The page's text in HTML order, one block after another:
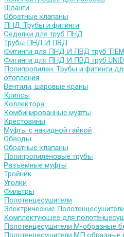
Шланги
Обратные клапаны
ПНД. Трубы и фитинги
Седелки для труб ПНД
Трубы ПНД И ПВД
Фитинги для ПНД И ПВД труб
Фитинги для ПНД И ПВД труб
Полипропилен. Трубы и фитинги
отопления
Вентили, шаровые краны
Клипсы
Коллектора
Комбинированные муфты
Крестовины
Муфты с накидной гайкой
Обводы
Обратные клапаны
Полипропиленовые трубы
Разъемные муфты
Тройник
Уголки
Фильтры
Полотенцесушители
Электрические Полотенцесушители
Комплектующее для
Полотенцесушители М-образные
Полотенцесушители МП образные